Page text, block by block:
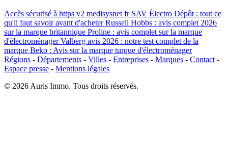
Accès sécurisé à https v2 medisysnet fr SAV Électro Dépôt : tout ce
qu'il faut savoir avant d'acheterRussell Hobbs : avis complet 2026
sur la marque britannique Proline : avis complet sur la marque
d'électroménagerValberg avis 2026 : notre test complet de la
marque Beko : Avis sur la marque turque d'électroménager
Régions - Départements - Villes - Entreprises - Marques - Contact -
Espace presse - Mentions légales
© 2026 Auris Immo. Tous droits réservés.